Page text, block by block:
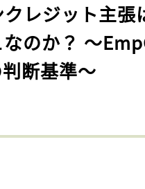
クレジット主張
のか？ 〜
断基準〜